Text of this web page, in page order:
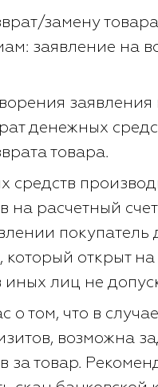
замену
заявление на
денежных
товара.
средств
на расчетный
покупатель
который открыт
иных лиц не
том, что в
возможна
за товар.